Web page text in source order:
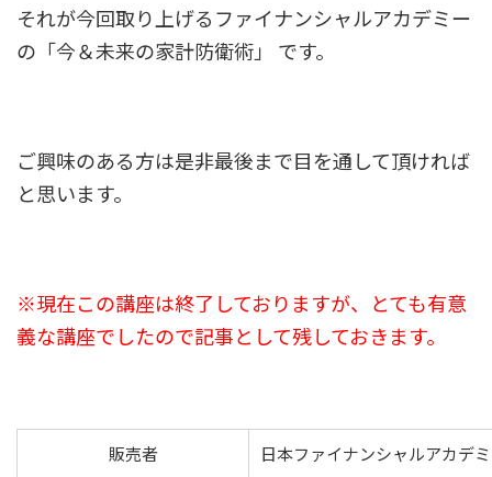
それが今回取り上げるファイナンシャルアカデミー
の「今＆未来の家計防衛術」 です。
ご興味のある方は是非最後まで目を通して頂ければ
と思います。
※現在この講座は終了しておりますが、とても有意
義な講座でしたので記事として残しておきます。
販売者 日本ファイナンシャルアカデ